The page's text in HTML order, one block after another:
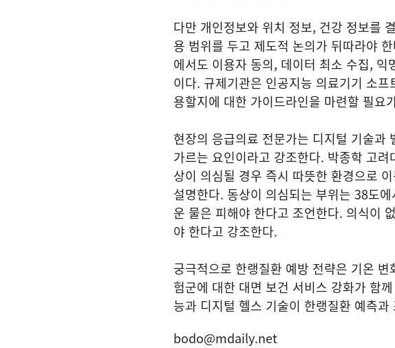
다만 개인정보와 위치 정보, 건강 정보를
용 범위를 두고 제도적 논의가 뒤따라야
에서도 이용자 동의, 데이터 최소 수집,
이다. 규제기관은 인공지능 의료기기 소
용할지에 대한 가이드라인을 마련할 필요
현장의 응급의료 전문가는 디지털 기술과
가르는 요인이라고 강조한다. 박종학 고
상이 의심될 경우 즉시 따뜻한 환경으로
설명한다. 동상이 의심되는 부위는 38도
운 물은 피해야 한다고 조언한다. 의식이
야 한다고 강조한다.
궁극적으로 한랭질환 예방 전략은 기온
험군에 대한 대면 보건 서비스 강화가 함
능과 디지털 헬스 기술이 한랭질환 예측
bodo@mdaily.net